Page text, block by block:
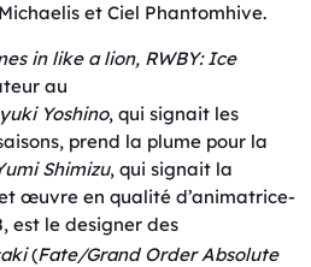
et Ciel Phantomhive.
in like a lion, RWBY: Ice
au
Yoshino, qui signait les
prend la plume pour la
Shimizu, qui signait la
œuvre en qualité d’animatrice-
est le designer des
(Fate/Grand Order Absolute